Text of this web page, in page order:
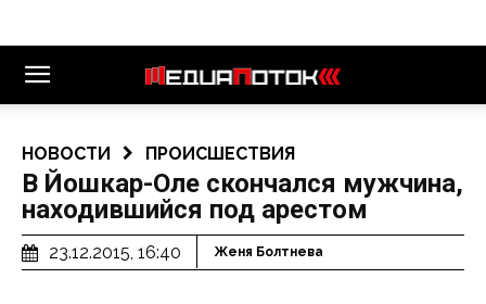
НОВОСТИ ПРОИСШЕСТВИЯ
В Йошкар-Оле скончался мужчина,
находившийся под арестом
23.12.2015, 16:40 Женя Болтнева